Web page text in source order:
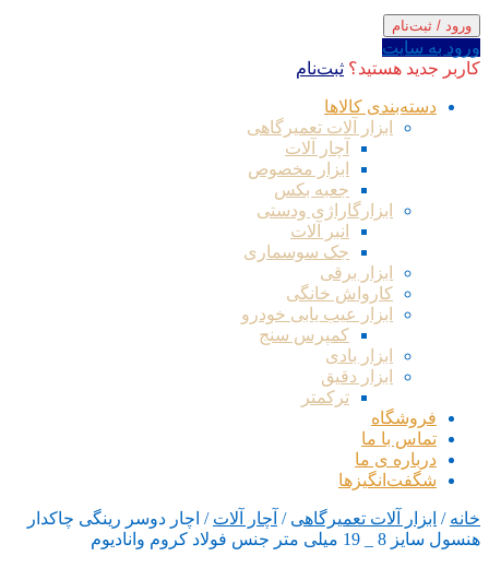
ورود / ثبت‌نام
ورود به سایت
کاربر جدید هستید؟ ثبت‌نام
دسته‌بندی کالاها
ابزار آلات تعمیرگاهی
آچار آلات
ابزار مخصوص
جعبه بکس
ابزارگاراژی ودستی
انبر آلات
جک سوسماری
ابزار برقی
کارواش خانگی
ابزار عیب یابی خودرو
کمپرس سنج
ابزار بادی
ابزار دقیق
ترکمتر
فروشگاه
تماس با ما
درباره ی ما
شگفت‌انگیزها
خانه / ابزار آلات تعمیرگاهی / آچار آلات / اچار دوسر رینگی چاکدار
هنسول سایز 8 _ 19 میلی متر جنس فولاد کروم وانادیوم